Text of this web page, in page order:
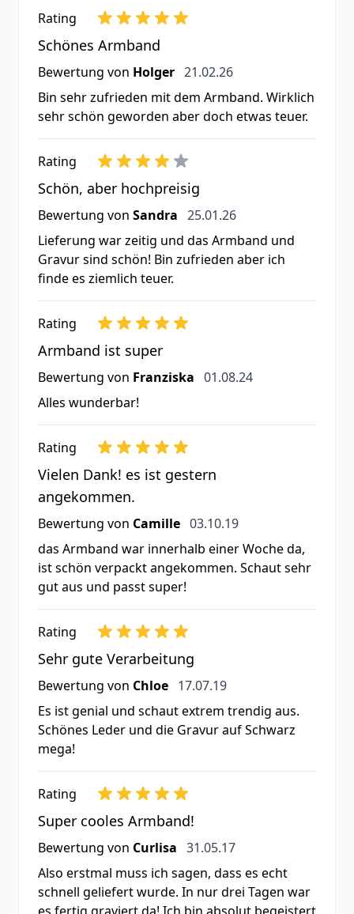
Rating
Schönes Armband
Bewertung von Holger 21. Februar 2026
21.02.26
Bin sehr zufrieden mit dem Armband. Wirklich
sehr schön geworden aber doch etwas teuer.
Rating
Schön, aber hochpreisig
Bewertung von Sandra 25. Januar 2026
25.01.26
Lieferung war zeitig und das Armband und
Gravur sind schön! Bin zufrieden aber ich
finde es ziemlich teuer.
Rating
Armband ist super
Bewertung von Franziska 1. August 2024
01.08.24
Alles wunderbar!
Rating
Vielen Dank! es ist gestern
angekommen.
Bewertung von Camille 3. Oktober 2019
03.10.19
das Armband war innerhalb einer Woche da,
ist schön verpackt angekommen. Schaut sehr
gut aus und passt super!
Rating
Sehr gute Verarbeitung
Bewertung von Chloe 17. Juli 2019
17.07.19
Es ist genial und schaut extrem trendig aus.
Schönes Leder und die Gravur auf Schwarz
mega!
Rating
Super cooles Armband!
Bewertung von Curlisa 31. Mai 2017
31.05.17
Also erstmal muss ich sagen, dass es echt
schnell geliefert wurde. In nur drei Tagen war
es fertig graviert da! Ich bin absolut begeistert